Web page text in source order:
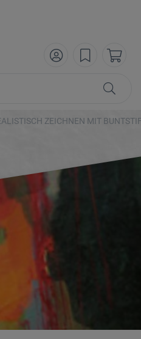
ZEICHNEN MIT